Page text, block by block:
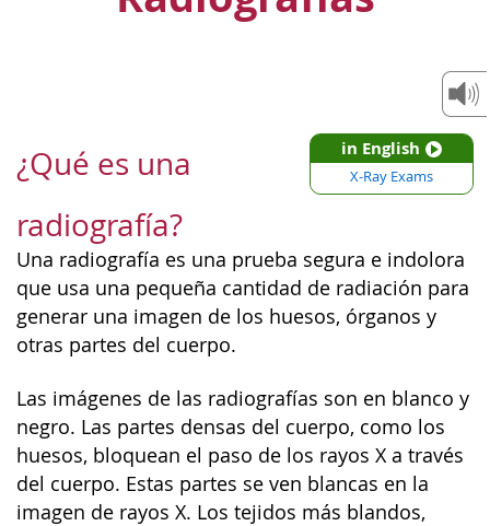
in English
X-Ray Exams
¿Qué es una
radiografía?
Una radiografía es una prueba segura e indolora
que usa una pequeña cantidad de radiación para
generar una imagen de los huesos, órganos y
otras partes del cuerpo.
Las imágenes de las radiografías son en blanco y
negro. Las partes densas del cuerpo, como los
huesos, bloquean el paso de los rayos X a través
del cuerpo. Estas partes se ven blancas en la
imagen de rayos X. Los tejidos más blandos,